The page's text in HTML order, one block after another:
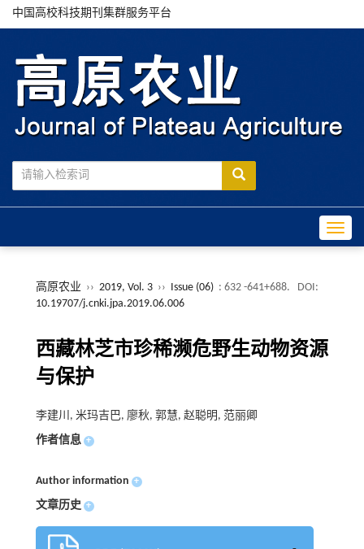
中国高校科技期刊集群服务平台
高原农业 ›› 2019, Vol. 3 ›› Issue (06) : 632 -641+688.
DOI:
10.19707/j.cnki.jpa.2019.06.006
西藏林芝市珍稀濒危野生动物资源
与保护
李建川, 米玛吉巴, 廖秋, 郭慧, 赵聪明, 范丽卿
作者信息 +
Author information +
文章历史 +